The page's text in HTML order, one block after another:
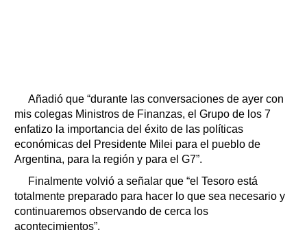
Añadió que “durante las conversaciones de ayer con
mis colegas Ministros de Finanzas, el Grupo de los 7
enfatizo la importancia del éxito de las políticas
económicas del Presidente Milei para el pueblo de
Argentina, para la región y para el G7”.
Finalmente volvió a señalar que “el Tesoro está
totalmente preparado para hacer lo que sea necesario y
continuaremos observando de cerca los
acontecimientos”.